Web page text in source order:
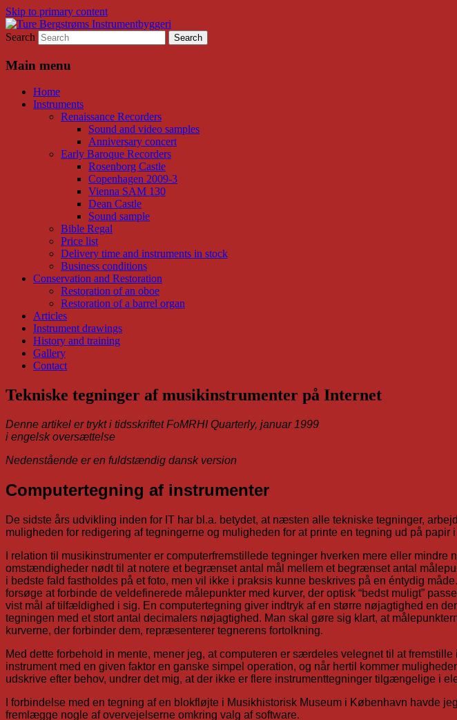
Skip to primary content
Ture Bergstrøms Instrumentbyggeri
Historical Musical Instruments by Ture Bergstrøm
Search
Main menu
Home
Instruments
Renaissance Recorders
Sound and video samples
Anniversary concert
Early Baroque Recorders
Rosenborg Castle
Copenhagen 2009-3
Vienna SAM 130
Dean Castle
Sound sample
Bible Regal
Price list
Delivery time and instruments in stock
Business conditions
Conservation and Restoration
Restoration of an oboe
Restoration of a barrel organ
Articles
Instrument drawings
History and training
Gallery
Contact
Tekniske tegninger af musikinstrumenter på Internet
Denne artikel er trykt i tidsskriftet FoMRHI Quarterly, januar 1999
i engelsk oversættelse
Nedenstående er en fuldstændig dansk version
Computertegning af instrumenter
De sidste års udvikling inden for IT har bl.a. betydet, at næsten alle tekniske tegninger,
muligheden for redigering af tegningerne og muligheden for at printe en tegning ud på papir
I relation til musikinstrumenter er computerfremstillede tegninger hverken mere eller
omstændigheder nødt til at notere et begrænset antal mål mellem et begrænset antal
i bedste fald fastholdes på et foto, men vil ikke i praksis kunne beskrives på en éntydig
forsøge at forbinde de veldefinerede målepunkter med kurver, der optisk “bedst muligt”
vist mål af tilfældighed i sig. En computertegning giver indtryk af en større nøjagtighed en
tegningen med et stort antal decimalers nøjagtighed. Man skal gøre sig klart, at
kurverne, der forbinder dem, repræsenterer tegnerens fortolkning.
Med dette forbehold in mente, mener jeg, at computeren er særdeles velegnet til at
instrument med en given faktor en ganske simpel operation, og når hertil kommer
udskrive efter behov, undrer det mig, at der ikke er flere instrumenttegninger tilgængelige i
I forbindelse med en tegning af en blokfløjte i Musikhistorisk Museum i København havde
fremlægge nogle af overvejelserne omkring valg af software.